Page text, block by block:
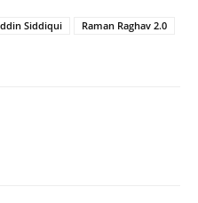
Siddiqui
Raman Raghav 2.0